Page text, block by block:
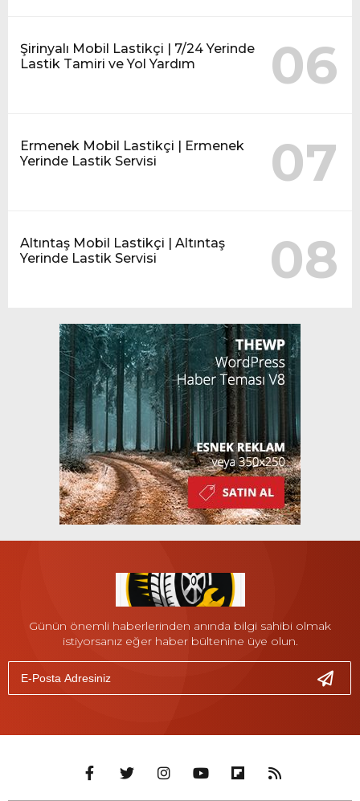
Şirinyalı Mobil Lastikçi | 7/24 Yerinde
Lastik Tamiri ve Yol Yardım
06
Ermenek Mobil Lastikçi | Ermenek
Yerinde Lastik Servisi
07
Altıntaş Mobil Lastikçi | Altıntaş
Yerinde Lastik Servisi
08
Günün önemli haberlerinden anında bilgi sahibi olmak
istiyorsanız eğer haber bültenine üye olun.